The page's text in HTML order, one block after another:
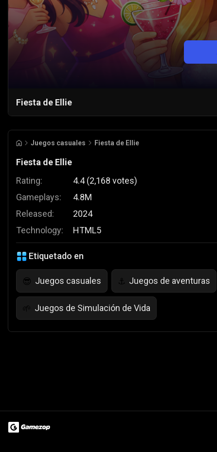
Fiesta de Ellie
Juegos casuales Fiesta de Ellie
Fiesta de Ellie
Rating:
Gameplays:
Released:
Technology:
4.4 (2,168 votes)
4.8M
2024
HTML5
Etiquetado en
😎 Juegos casuales ⚓ Juegos de aventuras
🌱 Juegos de Simulación de Vida